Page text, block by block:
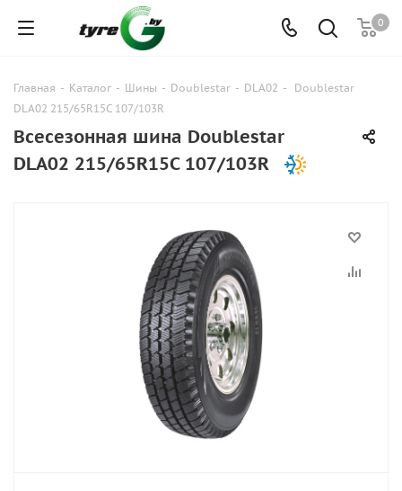
0
Главная - Каталог - Шины - Doublestar - DLA02 -
Doublestar
DLA02 215/65R15C 107/103R
Всесезонная шина Doublestar
DLA02 215/65R15C 107/103R